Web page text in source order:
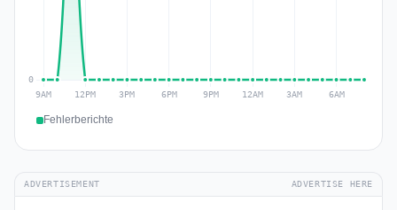
Fehlerberichte
ADVERTISEMENT ADVERTISE HERE